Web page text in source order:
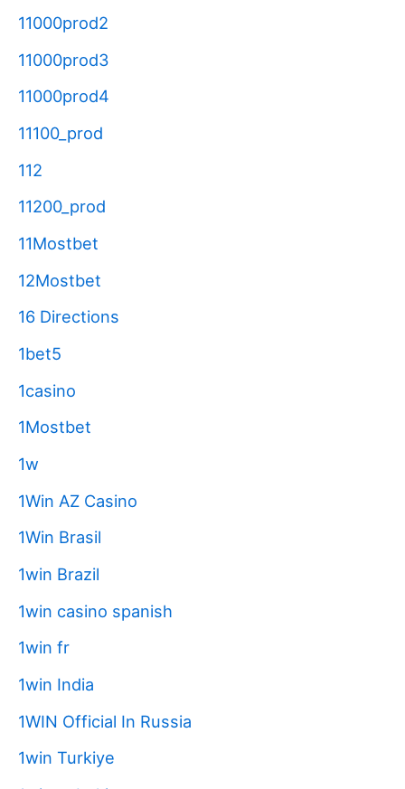
11000prod2
11000prod3
11000prod4
11100_prod
112
11200_prod
11Mostbet
12Mostbet
16 Directions
1bet5
1casino
1Mostbet
1w
1Win AZ Casino
1Win Brasil
1win Brazil
1win casino spanish
1win fr
1win India
1WIN Official In Russia
1win Turkiye